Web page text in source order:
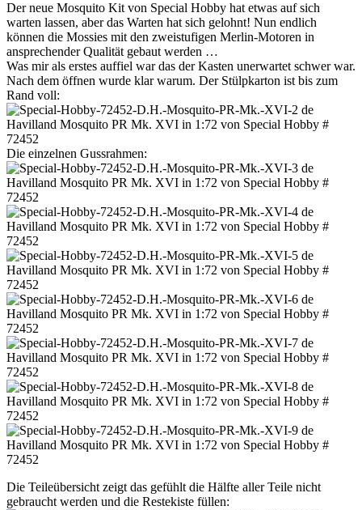
Der neue Mosquito Kit von Special Hobby hat etwas auf sich
warten lassen, aber das Warten hat sich gelohnt! Nun endlich
können die Mossies mit den zweistufigen Merlin-Motoren in
ansprechender Qualität gebaut werden …
Was mir als erstes auffiel war das der Kasten unerwartet schwer war.
Nach dem öffnen wurde klar warum. Der Stülpkarton ist bis zum
Rand voll:
Die einzelnen Gussrahmen:
Die Teileübersicht zeigt das gefühlt die Hälfte aller Teile nicht
gebraucht werden und die Restekiste füllen: